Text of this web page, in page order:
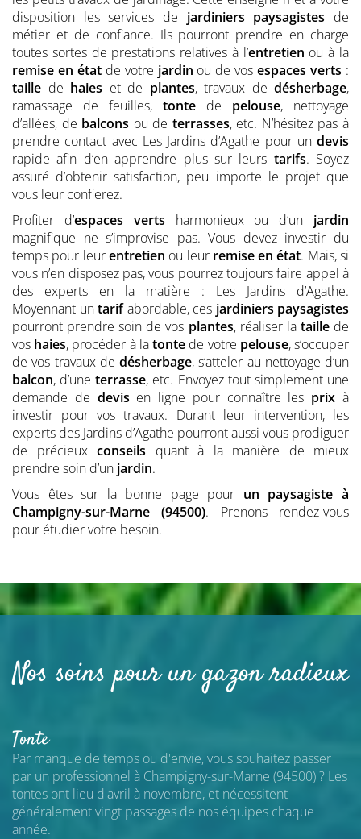
disposition les services de jardiniers paysagistes de
métier et de confiance. Ils pourront prendre en charge
toutes sortes de prestations relatives à l’entretien ou à la
remise en étatde votre jardin ou de vosespaces verts :
taille de haies et de plantes, travaux de désherbage,
ramassage de feuilles, tonte de pelouse, nettoyage
d’allées, de balcons ou de terrasses, etc. N’hésitez pas à
prendre contact avec Les Jardins d’Agathe pour un devis
rapide afin d’en apprendre plus sur leurs tarifs. Soyez
assuré d’obtenir satisfaction, peu importe le projet que
vous leur confierez.
Profiter d’espaces verts harmonieux ou d’un jardin
magnifique ne s’improvise pas. Vous devez investir du
temps pour leurentretien ou leur remise en état. Mais, si
vous n’en disposez pas, vous pourrez toujours faire appel à
des experts en la matière : Les Jardins d’Agathe.
Moyennant untarifabordable, ces jardiniers paysagistes
pourront prendre soin de vos plantes, réaliser la taillede
vos haies, procéder à latonte de votre pelouse, s’occuper
de vos travaux de désherbage, s’atteler au nettoyage d’un
balcon, d’uneterrasse, etc. Envoyez tout simplement une
demande de devis en ligne pour connaître les prix à
investir pour vos travaux. Durant leur intervention, les
experts des Jardins d’Agathe pourront aussi vous prodiguer
de précieux conseils quant à la manière de mieux
prendre soin d’un jardin.
Vous êtes sur la bonne page pour un paysagiste à
Champigny-sur-Marne (94500). Prenons rendez-vous
pour étudier votre besoin.
Nos soins pour un gazon radieux
Tonte
Par manque de temps ou d'envie, vous souhaitez passer
par un professionnel à Champigny-sur-Marne (94500)? Les
tontes ont lieu d'avril à novembre, et nécessitent
généralement vingt passages de nos équipes chaque
année.